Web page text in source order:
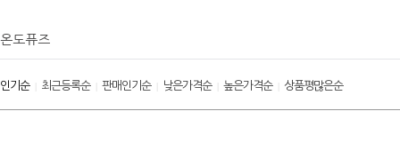
온도퓨즈
인기순| 최근등록순| 판매인기순| 낮은가격순| 높은가격순| 상품평많은순